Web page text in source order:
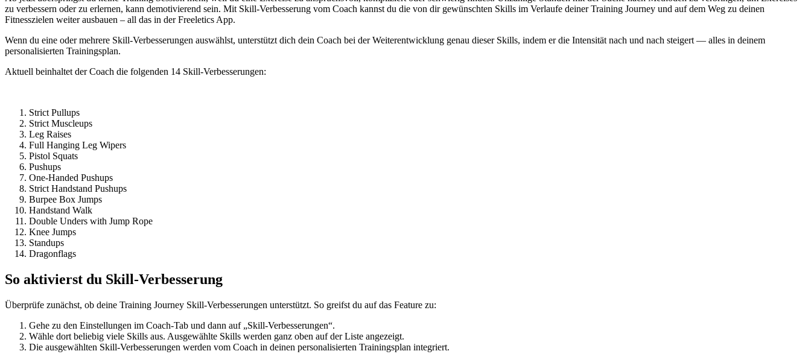
zu verbessern oder zu erlernen, kann demotivierend sein. Mit Skill-Verbesserung vom Coach kannst du die von dir gewünschten Skills im Verlaufe deiner Training Journey und auf dem Weg zu deinen
Fitnesszielen weiter ausbauen – all das in der Freeletics App.
Wenn du eine oder mehrere Skill-Verbesserungen auswählst, unterstützt dich dein Coach bei der Weiterentwicklung genau dieser Skills, indem er die Intensität nach und nach steigert — alles in deinem
personalisierten Trainingsplan.
Aktuell beinhaltet der Coach die folgenden 14 Skill-Verbesserungen:
Strict Pullups
Strict Muscleups
Leg Raises
Full Hanging Leg Wipers
Pistol Squats
Pushups
One-Handed Pushups
Strict Handstand Pushups
Burpee Box Jumps
Handstand Walk
Double Unders with Jump Rope
Knee Jumps
Standups
Dragonflags
So aktivierst du Skill-Verbesserung
Überprüfe zunächst, ob deine Training Journey Skill-Verbesserungen unterstützt. So greifst du auf das Feature zu:
Gehe zu den Einstellungen im Coach-Tab und dann auf „Skill-Verbesserungen“.
Wähle dort beliebig viele Skills aus. Ausgewählte Skills werden ganz oben auf der Liste angezeigt.
Die ausgewählten Skill-Verbesserungen werden vom Coach in deinen personalisierten Trainingsplan integriert.